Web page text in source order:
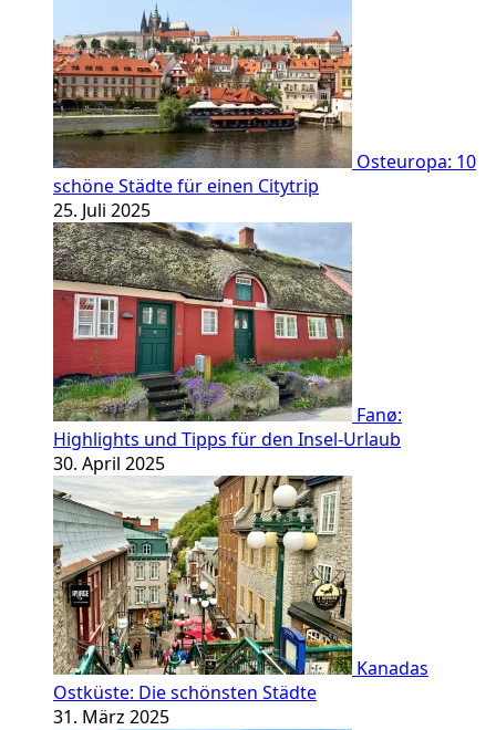
Osteuropa: 10
schöne Städte für einen Citytrip
25. Juli 2025
Fanø:
Highlights und Tipps für den Insel-Urlaub
30. April 2025
Kanadas
Ostküste: Die schönsten Städte
31. März 2025